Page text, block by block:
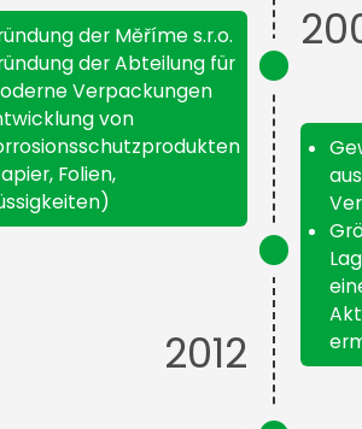
der Měříme s.r.o.
der Abteilung für
Verpackungen
von
Folien,
2012